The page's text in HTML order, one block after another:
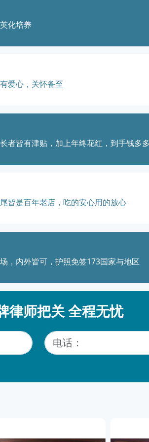
化培养
爱心，关怀备至
者皆有津贴，加上年终花红，到手钱多
皆是百年老店，吃的安心用的放心
，内外皆可，护照免签173国家与地区
律师把关 全程无忧